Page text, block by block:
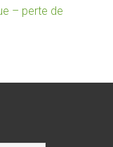
– perte de